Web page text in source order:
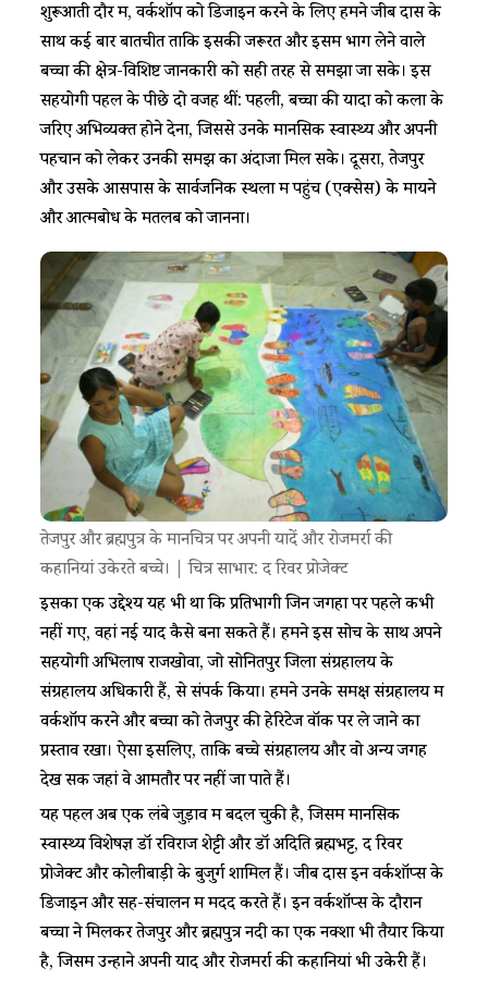
शुरूआती दौर में, वर्कशॉप को डिजाइन करने के लिए हमने जीब दास के
साथ कई बार बातचीत ताकि इसकी जरूरत और इसमें भाग लेने वाले
बच्चों की क्षेत्र-विशिष्ट जानकारी को सही तरह से समझा जा सके। इस
सहयोगी पहल के पीछे दो वजहें थीं: पहली, बच्चों की यादों को कला के
जरिए अभिव्यक्त होने देना, जिससे उनके मानसिक स्वास्थ्य और अपनी
पहचान को लेकर उनकी समझ का अंदाजा मिल सके। दूसरा, तेजपुर
और उसके आसपास के सार्वजनिक स्थलों में पहुंच (एक्सेस) के मायने
और आत्मबोध के मतलब को जानना।
तेजपुर और ब्रह्मपुत्र के मानचित्र पर अपनी यादें और रोजमर्रा की
कहानियां उकेरते बच्चे। | चित्र साभार: द रिवर प्रोजेक्ट
इसका एक उद्देश्य यह भी था कि प्रतिभागी जिन जगहों पर पहले कभी
नहीं गए, वहां नई यादें कैसे बना सकते हैं। हमने इस सोच के साथ अपने
सहयोगी अभिलाष राजखोवा, जो सोनितपुर जिला संग्रहालय के
संग्रहालय अधिकारी हैं, से संपर्क किया। हमने उनके समक्ष संग्रहालय में
वर्कशॉप करने और बच्चों को तेजपुर की हेरिटेज वॉक पर ले जाने का
प्रस्ताव रखा। ऐसा इसलिए, ताकि बच्चे संग्रहालय और वो अन्य जगहें
देख सकें जहां वे आमतौर पर नहीं जा पाते हैं।
यह पहल अब एक लंबे जुड़ाव में बदल चुकी है, जिसमें मानसिक
स्वास्थ्य विशेषज्ञ डॉ रविराज शेट्टी और डॉ अदिति ब्रह्मभट्ट, द रिवर
प्रोजेक्ट और कोलीबाड़ी के बुजुर्ग शामिल हैं। जीब दास इन वर्कशॉप्स के
डिजाइन और सह-संचालन में मदद करते हैं। इन वर्कशॉप्स के दौरान
बच्चों ने मिलकर तेजपुर और ब्रह्मपुत्र नदी का एक नक्शा भी तैयार किया
है, जिसमें उन्होंने अपनी यादें और रोजमर्रा की कहानियां भी उकेरी हैं।